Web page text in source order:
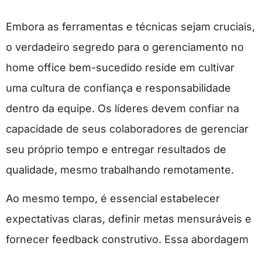
Embora as ferramentas e técnicas sejam cruciais,
o verdadeiro segredo para o gerenciamento no
home office bem-sucedido reside em cultivar
uma cultura de confiança e responsabilidade
dentro da equipe. Os líderes devem confiar na
capacidade de seus colaboradores de gerenciar
seu próprio tempo e entregar resultados de
qualidade, mesmo trabalhando remotamente.
Ao mesmo tempo, é essencial estabelecer
expectativas claras, definir metas mensuráveis e
fornecer feedback construtivo. Essa abordagem